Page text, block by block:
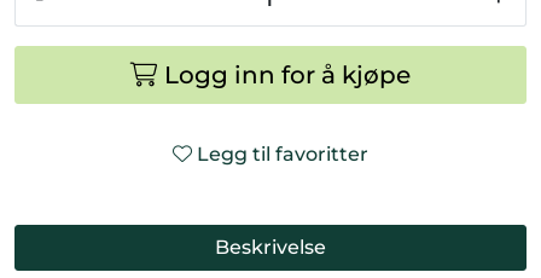
Logg inn for å kjøpe
Legg til favoritter
Beskrivelse